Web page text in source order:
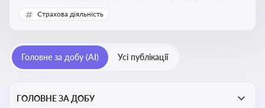
визначають та знижують воєнні ризики для власників
майна, боржників та кредиторів
Страхова діяльність
Головне за добу (AI) Усі публікації
ГОЛОВНЕ ЗА ДОБУ